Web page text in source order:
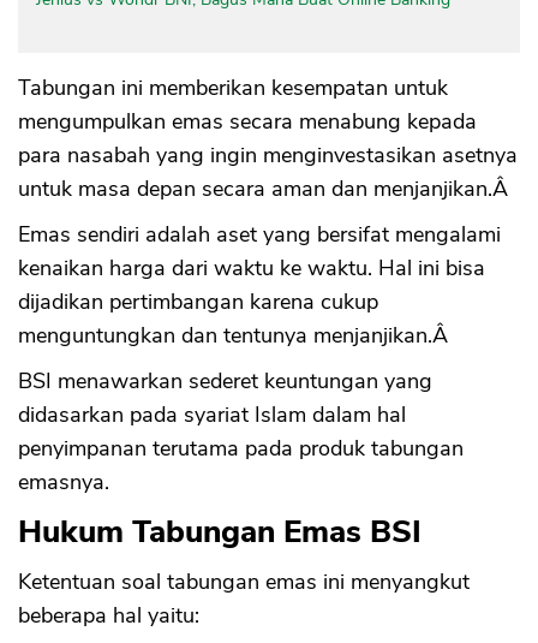
Tabungan ini memberikan kesempatan untuk
mengumpulkan emas secara menabung kepada
para nasabah yang ingin menginvestasikan asetnya
untuk masa depan secara aman dan menjanjikan.Â
Emas sendiri adalah aset yang bersifat mengalami
kenaikan harga dari waktu ke waktu. Hal ini bisa
dijadikan pertimbangan karena cukup
menguntungkan dan tentunya menjanjikan.Â
BSI menawarkan sederet keuntungan yang
didasarkan pada syariat Islam dalam hal
penyimpanan terutama pada produk tabungan
emasnya.
Hukum Tabungan Emas BSI
Ketentuan soal tabungan emas ini menyangkut
beberapa hal yaitu: